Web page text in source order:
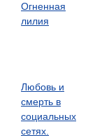
Огненная
лилия
Любовь и
смерть в
социальных
сетях.